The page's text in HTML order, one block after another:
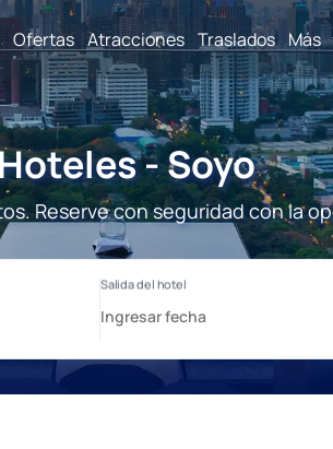
Ofertas Atracciones Traslados Más
- Soyo
Reserve con seguridad con la